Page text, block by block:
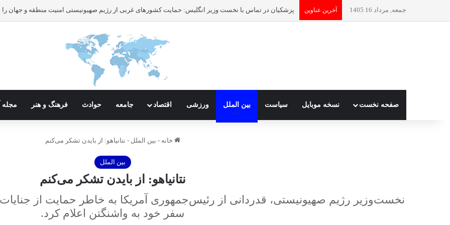
جمعه, مرداد 16 1405 آخرین عناوین
صفحه نخست نسخه موبایل سیاست بین الملل ورزشی اقتصاد جامعه حوادث فرهنگ و هنر مجله
خانه - بین الملل - نتانیاهو: از بایدن تشکر می‌کنم
بین الملل
نتانیاهو: از بایدن تشکر می‌کنم
نخست‌وزیر رژیم صهیونیستی، قدردانی از رئیس‌جمهوری آمریکا به خاطر حمایت از جنایات
سفر خود به واشنگتن اعلام‌ کرد.